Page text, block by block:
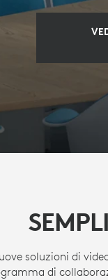
soluzioni di
di